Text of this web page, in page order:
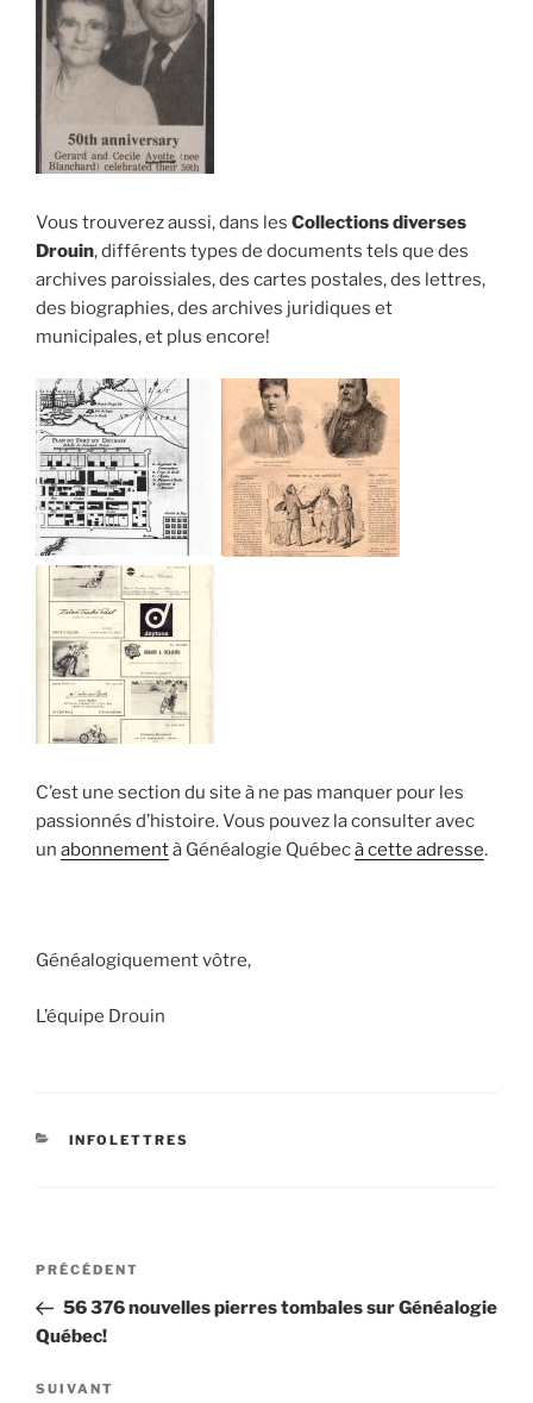
Vous trouverez aussi, dans les Collections diverses
Drouin, différents types de documents tels que des
archives paroissiales, des cartes postales, des lettres,
des biographies, des archives juridiques et
municipales, et plus encore!
C’est une section du site à ne pas manquer pour les
passionnés d’histoire. Vous pouvez la consulter avec
un abonnementà Généalogie Québecà cette adresse.
Généalogiquement vôtre,
L’équipe Drouin
CATÉGORIES
INFOLETTRES
Navigation
l’article
Article
précédent
PRÉCÉDENT
56 376 nouvelles pierres tombales sur Généalogie
Québec!
Article
SUIVANT